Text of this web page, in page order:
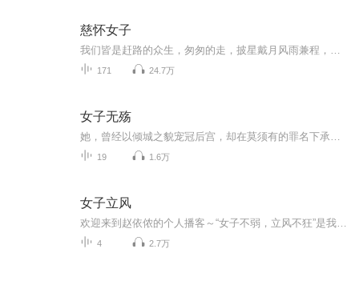
慈怀女子
171 24.7万
女子无殇
19 1.6万
女子立风
4 2.7万